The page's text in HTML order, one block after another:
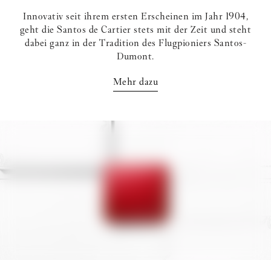
Innovativ seit ihrem ersten Erscheinen im Jahr 1904,
geht die Santos de Cartier stets mit der Zeit und steht
dabei ganz in der Tradition des Flugpioniers Santos-
Dumont.
Mehr dazu